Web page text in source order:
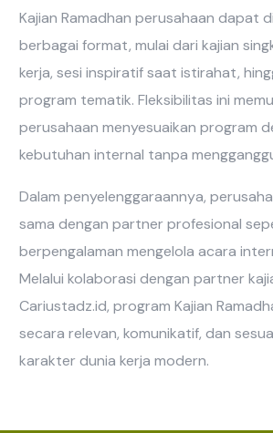
Kajian Ramadhan perusahaan dapat
berbagai format, mulai dari kajian
kerja, sesi inspiratif saat istirahat,
program tematik. Fleksibilitas ini
perusahaan menyesuaikan program
kebutuhan internal tanpa
Dalam penyelenggaraannya,
sama dengan partner profesional
berpengalaman mengelola acara
Melalui kolaborasi dengan partner
Cariustadz.id, program Kajian
secara relevan, komunikatif, dan
karakter dunia kerja modern.